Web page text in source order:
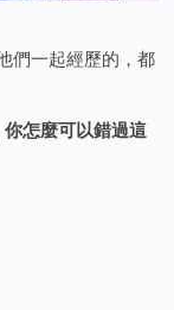
們一起經歷的，都
怎麼可以錯過這